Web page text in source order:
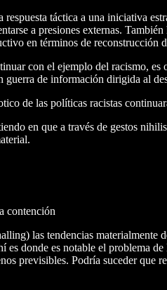
respuesta táctica a una iniciativa
a presiones externas.
en términos de reconstrucción
con el ejemplo del racismo,
guerra de información dirigida al
de las políticas racistas
en que a través de gestos
contención
las tendencias materialmente
es donde es notable el problema
previsibles. Podría suceder que